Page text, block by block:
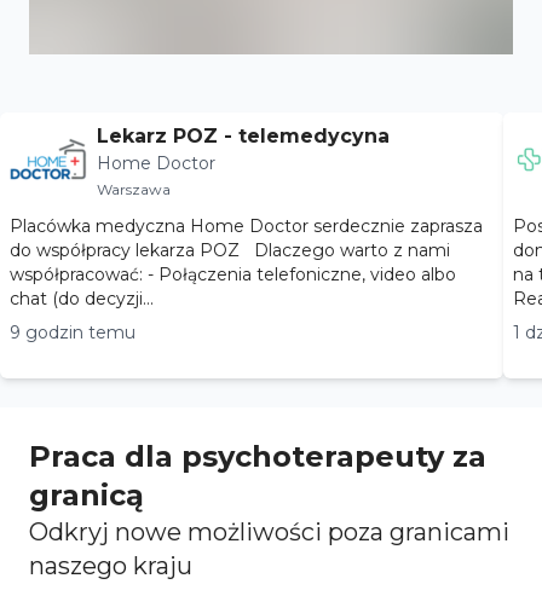
Lekarz POZ - telemedycyna
Home Doctor
Warszawa
Placówka medyczna Home Doctor serdecznie zaprasza
do współpracy lekarza POZ Dlaczego warto z nami
współpracować: - Połączenia telefoniczne, video albo
chat (do decyzji...
9 godzin temu
na
1
Praca dla psychoterapeuty za
granicą
Odkryj nowe możliwości poza granicami
naszego kraju